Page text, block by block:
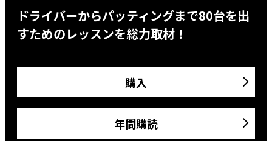
ドライバーからパッティングまで80台を出
すためのレッスンを総力取材！
購入
年間購読